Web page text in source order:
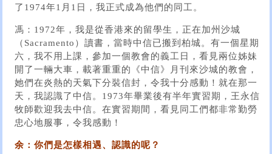
了1974年1月1日，我正式成為他們的同工。
馮：1972年，我是從香港來的留學生，正在加州沙城
（Sacramento）讀書，當時中信已搬到柏城。有一個星期
六，我不用上課，參加一個教會的義工日，看見兩位姊妹
開了一輛大車，載著重重的《中信》月刊來沙城的教會，
她們在炎熱的天氣下分裝信封，令我十分感動！就在那一
天，我認識了中信。1973年畢業後有半年實習期，王永信
牧師歡迎我去中信。在實習期間，看見同工們都非常勤勞
忠心地服事，令我感動！
余：你們是怎樣相遇、認識的呢？